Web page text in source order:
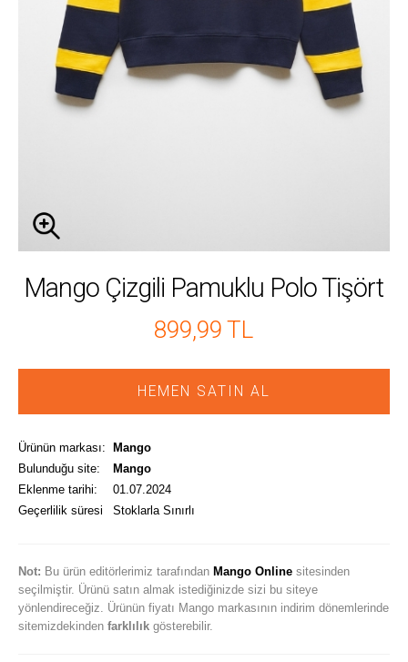
Mango Çizgili Pamuklu Polo Tişört
899,99 TL
HEMEN SATIN AL
Ürünün markası:
Mango
Bulunduğu site:
Mango
Eklenme tarihi:
01.07.2024
Geçerlilik süresi
Stoklarla Sınırlı
Not: Bu ürün editörlerimiz tarafından Mango Onlinesitesinden
seçilmiştir. Ürünü satın almak istediğinizde sizi bu siteye
yönlendireceğiz. Ürünün fiyatı Mango markasının indirim dönemlerinde
sitemizdekinden farklılıkgösterebilir.